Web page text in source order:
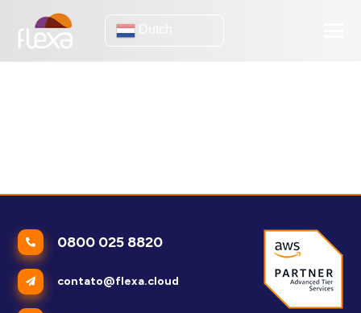
Dutch
0800 025 8820
contato@flexa.cloud